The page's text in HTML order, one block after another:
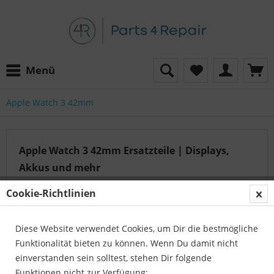
Menü
Apple Watch 3 42mm
Apple Watch 3 42mm Ersatzteile | Displays,
Akkus und mehr
Apple Watch 3 42mm Ersatzteile Teile von Parts4Repair.
Alle Apple Watch Modelle &#x2705;. 12 Monate Garantie
Auf der Suche nach dem passenden Artikel?
Cookie-Richtlinien
Diese Website verwendet Cookies, um Dir die bestmögliche
Funktionalität bieten zu können. Wenn Du damit nicht
einverstanden sein solltest, stehen Dir folgende